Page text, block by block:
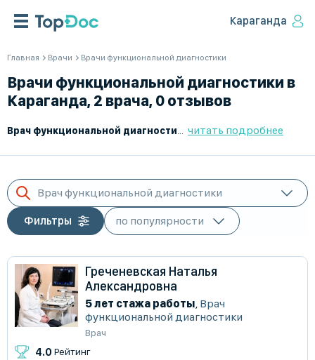
Караганда
Главная Врачи Врачи функциональной диагностики
Врачи функциональной диагностики в
Караганда, 2 врача, 0 отзывов
– это специалист,
читать подробнее
Врач функциональной диагностики
Фильтры
Греченевская Наталья
Александровна
5 лет стажа работы, Врач
функциональной диагностики
Врач
4.0 Рейтинг